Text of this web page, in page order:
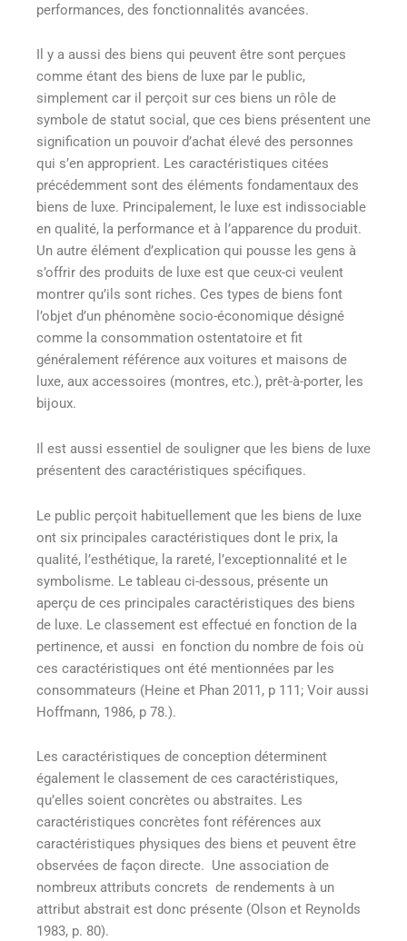
performances, des fonctionnalités avancées.
Il y a aussi des biens qui peuvent être sont perçues
comme étant des biens de luxe par le public,
simplement car il perçoit sur ces biens un rôle de
symbole de statut social, que ces biens présentent une
signification un pouvoir d’achat élevé des personnes
qui s’en approprient. Les caractéristiques citées
précédemment sont des éléments fondamentaux des
biens de luxe. Principalement, le luxe est indissociable
en qualité, la performance et à l’apparence du produit.
Un autre élément d’explication qui pousse les gens à
s’offrir des produits de luxe est que ceux-ci veulent
montrer qu’ils sont riches. Ces types de biens font
l’objet d’un phénomène socio-économique désigné
comme la consommation ostentatoire et fit
généralement référence aux voitures et maisons de
luxe, aux accessoires (montres, etc.), prêt-à-porter, les
bijoux.
Il est aussi essentiel de souligner que les biens de luxe
présentent des caractéristiques spécifiques.
Le public perçoit habituellement que les biens de luxe
ont six principales caractéristiques dont le prix, la
qualité, l’esthétique, la rareté, l’exceptionnalité et le
symbolisme. Le tableau ci-dessous, présente un
aperçu de ces principales caractéristiques des biens
de luxe. Le classement est effectué en fonction de la
pertinence, et aussi en fonction du nombre de fois où
ces caractéristiques ont été mentionnées par les
consommateurs (Heine et Phan 2011, p 111; Voir aussi
Hoffmann, 1986, p 78.).
Les caractéristiques de conception déterminent
également le classement de ces caractéristiques,
qu’elles soient concrètes ou abstraites. Les
caractéristiques concrètes font références aux
caractéristiques physiques des biens et peuvent être
observées de façon directe. Une association de
nombreux attributs concrets de rendements à un
attribut abstrait est donc présente (Olson et Reynolds
1983, p. 80).